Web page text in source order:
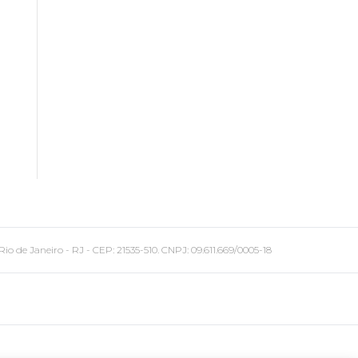
Janeiro - RJ - CEP: 21535-510. CNPJ: 09.611.669/0005-18